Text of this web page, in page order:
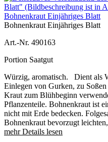
Bohnenkraut Einjähriges Blatt
Bohnenkraut Einjähriges Blatt
Art.-Nr. 490163
Portion Saatgut
Würzig, aromatisch. Dient als
Einlegen von Gurken, zu
Kraut zum Blühbeginn
Pflanzenteile. Bohnenkraut ist
nicht mit Erde bedecken.
Bohnenkraut bevorzugt
mehr Details lesen